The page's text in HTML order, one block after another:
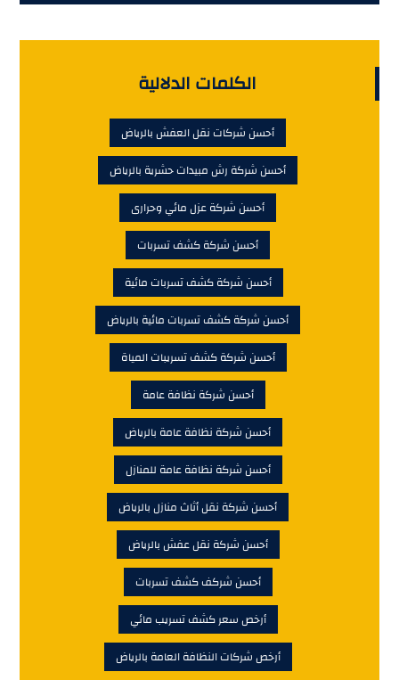
الكلمات الدلالية
أحسن شركات نقل العفش بالرياض
أحسن شركة رش مبيدات حشرية بالرياض
أحسن شركة عزل مائي وحرارى
أحسن شركة كشف تسربات
أحسن شركة كشف تسربات مائية
أحسن شركة كشف تسربات مائية بالرياض
أحسن شركة كشف تسريبات المياة
أحسن شركة نظافة عامة
أحسن شركة نظافة عامة بالرياض
أحسن شركة نظافة عامة للمنازل
أحسن شركة نقل أثاث منازل بالرياض
أحسن شركة نقل عفش بالرياض
أحسن شركف كشف تسربات
أرخص سعر كشف تسريب مائي
أرخص شركات النظافة العامة بالرياض